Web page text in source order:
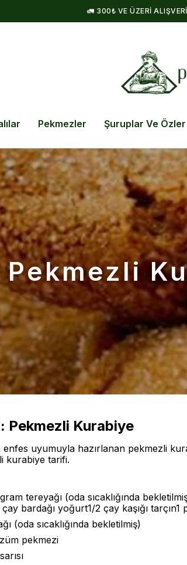
🚛 300₺ VE ÜZERI
Pekmezler Şuruplar Ve Özler
Pekmezli
Pekmezli Kurabiye
enfes uyumuyla hazırlanan pekmezli
kurabiye tarifi.
tereyağı (oda sıcaklığında
bardağı yoğurt1/2 çay kaşığı
(oda sıcaklığında bekletilmiş)
pekmezi